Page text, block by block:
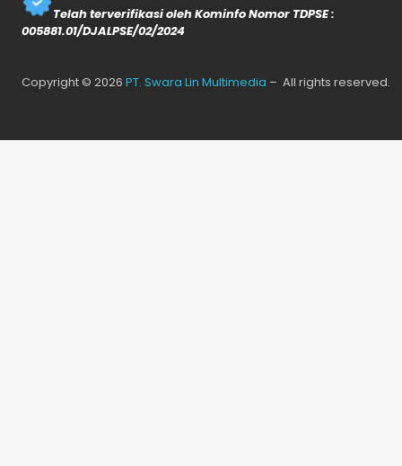
Telah terverifikasi oleh Kominfo Nomor TDPSE :
005881.01/DJALPSE/02/2024
Copyright © 2026 PT. Swara Lin Multimedia – All rights reserved.